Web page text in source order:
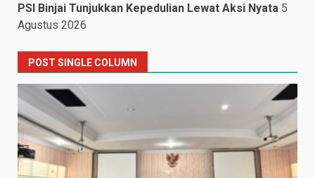
PSI Binjai Tunjukkan Kepedulian Lewat Aksi Nyata 5
Agustus 2026
POST SINGLE COLUMN